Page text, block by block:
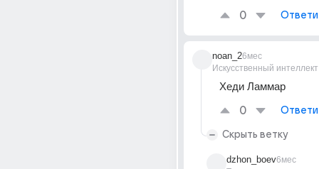
0
noan_2
Искусственный интеллект
6мес
Хеди Ламмар
0
Скрыть ветку
dzhon_boev6мес